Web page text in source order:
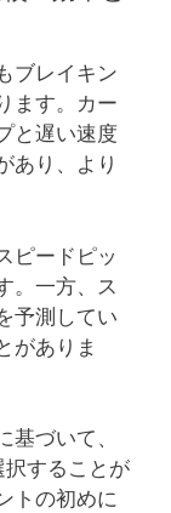
ブレイキン
ます。カー
と遅い速度
あり、より
ピードピッ
。一方、ス
予測してい
がありま
づいて、
することが
トの初めに